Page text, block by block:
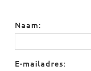
Naam:
E-mailadres: